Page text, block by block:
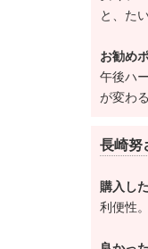
ゴルフ
「乗用
カード
とのこ
平成
と、た
お勧め
午後ハ
が変わ
長崎努
購入し
利便性。